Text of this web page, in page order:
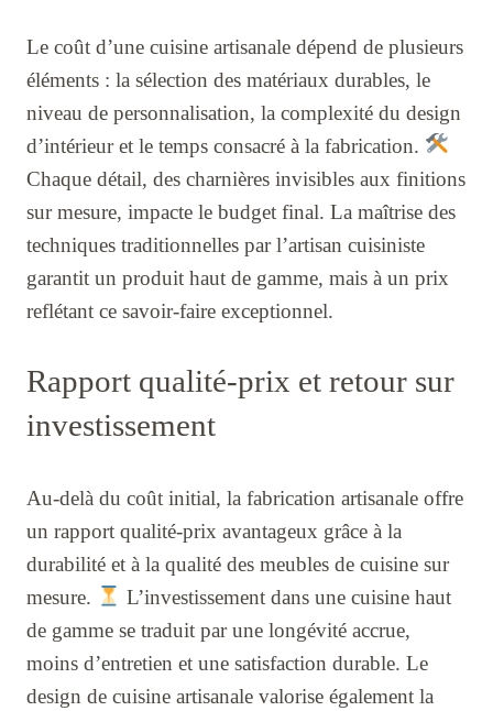
Le coût d’une cuisine artisanale dépend de plusieurs
éléments : la sélection des matériaux durables, le
niveau de personnalisation, la complexité du design
d’intérieur et le temps consacré à la fabrication.
Chaque détail, des charnières invisibles aux finitions
sur mesure, impacte le budget final. La maîtrise des
techniques traditionnelles par l’artisan cuisiniste
garantit un produit haut de gamme, mais à un prix
reflétant ce savoir-faire exceptionnel.
Rapport qualité-prix et retour sur
investissement
Au-delà du coût initial, la fabrication artisanale offre
un rapport qualité-prix avantageux grâce à la
durabilité et à la qualité des meubles de cuisine sur
mesure.
L’investissement dans une cuisine haut
de gamme se traduit par une longévité accrue,
moins d’entretien et une satisfaction durable. Le
design de cuisine artisanale valorise également la